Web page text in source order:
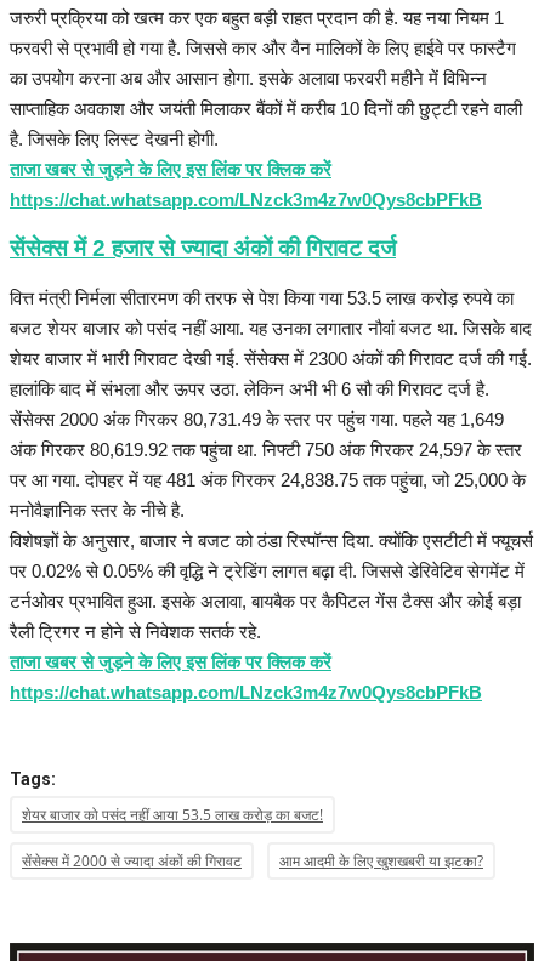
जरुरी प्रक्रिया को खत्म कर एक बहुत बड़ी राहत प्रदान की है. यह नया नियम 1
फरवरी से प्रभावी हो गया है. जिससे कार और वैन मालिकों के लिए हाईवे पर फास्टैग
का उपयोग करना अब और आसान होगा. इसके अलावा फरवरी महीने में विभिन्न
साप्ताहिक अवकाश और जयंती मिलाकर बैंकों में करीब 10 दिनों की छुट्टी रहने वाली
है. जिसके लिए लिस्ट देखनी होगी.
ताजा खबर से जुड़ने के लिए इस लिंक पर क्लिक करें
https://chat.whatsapp.com/LNzck3m4z7w0Qys8cbPFkB
सेंसेक्स में 2 हजार से ज्यादा अंकाें की गिरावट दर्ज
वित्त मंत्री निर्मला सीतारमण की तरफ से पेश किया गया 53.5 लाख करोड़ रुपये का
बजट शेयर बाजार को पसंद नहीं आया. यह उनका लगातार नौवां बजट था. जिसके बाद
शेयर बाजार में भारी गिरावट देखी गई. सेंसेक्स में 2300 अंकों की गिरावट दर्ज की गई.
हालांकि बाद में संभला और ऊपर उठा. लेकिन अभी भी 6 सौ की गिरावट दर्ज है.
सेंसेक्स 2000 अंक गिरकर 80,731.49 के स्तर पर पहुंच गया. पहले यह 1,649
अंक गिरकर 80,619.92 तक पहुंचा था. निफ्टी 750 अंक गिरकर 24,597 के स्तर
पर आ गया. दोपहर में यह 481 अंक गिरकर 24,838.75 तक पहुंचा, जो 25,000 के
मनोवैज्ञानिक स्तर के नीचे है.
विशेषज्ञों के अनुसार, बाजार ने बजट को ठंडा रिस्पॉन्स दिया. क्योंकि एसटीटी में फ्यूचर्स
पर 0.02% से 0.05% की वृद्धि ने ट्रेडिंग लागत बढ़ा दी. जिससे डेरिवेटिव सेगमेंट में
टर्नओवर प्रभावित हुआ. इसके अलावा, बायबैक पर कैपिटल गेंस टैक्स और कोई बड़ा
रैली ट्रिगर न होने से निवेशक सतर्क रहे.
ताजा खबर से जुड़ने के लिए इस लिंक पर क्लिक करें
https://chat.whatsapp.com/LNzck3m4z7w0Qys8cbPFkB
Tags:
शेयर बाजार को पसंद नहीं आया 53.5 लाख करोड़ का बजट!
सेंसेक्स में 2000 से ज्यादा अंकों की गिरावट आम आदमी के लिए खुशखबरी या झटका?